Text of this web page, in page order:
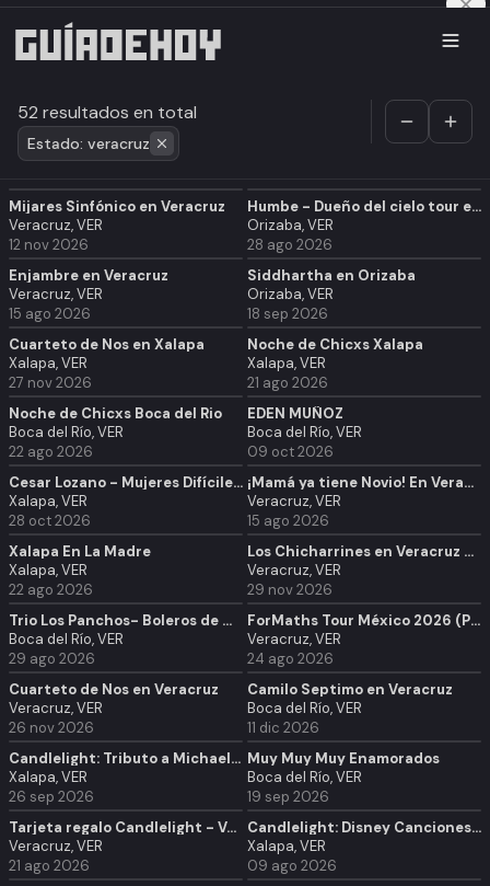
52 resultados en total
Estado: veracruz
Mijares Sinfónico en Veracruz
Veracruz, VER
12 nov 2026
Humbe - Dueño del cielo tour en Orizaba
Orizaba, VER
28 ago 2026
Enjambre en Veracruz
Veracruz, VER
15 ago 2026
Siddhartha en Orizaba
Orizaba, VER
18 sep 2026
Cuarteto de Nos en Xalapa
Xalapa, VER
27 nov 2026
Noche de Chicxs Xalapa
Xalapa, VER
21 ago 2026
Noche de Chicxs Boca del Rio
Boca del Río, VER
22 ago 2026
EDEN MUÑOZ
Boca del Río, VER
09 oct 2026
Cesar Lozano - Mujeres Difíciles, Hombre Complicados
Xalapa, VER
28 oct 2026
¡Mamá ya tiene Novio! En Veracruz
Veracruz, VER
15 ago 2026
Xalapa En La Madre
Xalapa, VER
22 ago 2026
Los Chicharrines en Veracruz - Función 3:00 pm
Veracruz, VER
29 nov 2026
Trio Los Panchos- Boleros de Oro en Veracruz
Boca del Río, VER
29 ago 2026
ForMaths Tour México 2026 (PREESCOLAR)- Veracruz
Veracruz, VER
24 ago 2026
Cuarteto de Nos en Veracruz
Veracruz, VER
26 nov 2026
Camilo Septimo en Veracruz
Boca del Río, VER
11 dic 2026
Candlelight: Tributo a Michael Jackson
Xalapa, VER
26 sep 2026
Muy Muy Muy Enamorados
Boca del Río, VER
19 sep 2026
Tarjeta regalo Candlelight - Veracruz
Veracruz, VER
21 ago 2026
Candlelight: Disney Canciones de Amor
Xalapa, VER
09 ago 2026